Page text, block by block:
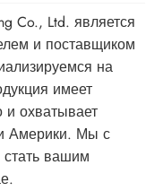
Co., Ltd. является
и поставщиком
на
имеет
охватывает
Америки. Мы с
вашим